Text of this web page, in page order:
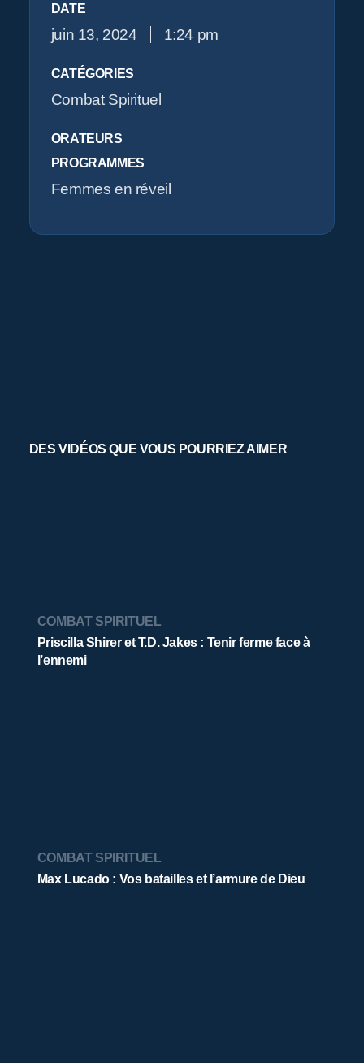
DATE
juin 13, 2024 1:24 pm
CATÉGORIES
Combat Spirituel
ORATEURS
PROGRAMMES
Femmes en réveil
DES VIDÉOS QUE VOUS POURRIEZ AIMER
COMBAT SPIRITUEL
Priscilla Shirer et T.D. Jakes : Tenir ferme face à
l’ennemi
COMBAT SPIRITUEL
Max Lucado : Vos batailles et l’armure de Dieu